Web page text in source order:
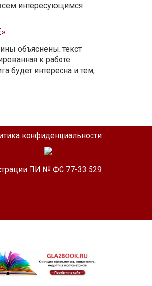
интересующимся
объяснены, текст
к работе
будет интересна и тем,
конфиденциальности
ПИ № ФС 77-33 529